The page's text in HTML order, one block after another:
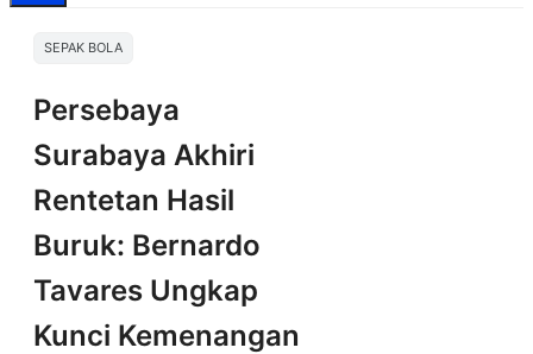
SEPAK BOLA
Persebaya
Surabaya Akhiri
Rentetan Hasil
Buruk: Bernardo
Tavares Ungkap
Kunci Kemenangan